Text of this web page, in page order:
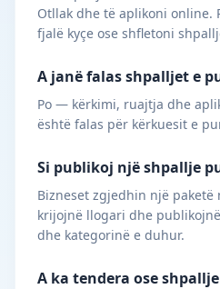
Otllak dhe të aplikoni online.
fjalë kyçe ose shfletoni
A janë falas shpalljet e
Po — kërkimi, ruajtja dhe
është falas për kërkuesit e
Si publikoj një shpallje
Bizneset zgjedhin një paketë
krijojnë llogari dhe
dhe kategorinë e duhur.
A ka tendera ose